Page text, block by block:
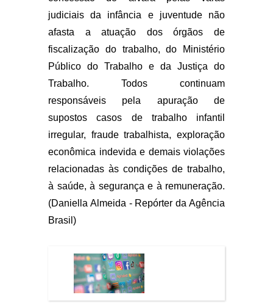
judiciais da infância e juventude não
afasta a atuação dos órgãos de
fiscalização do trabalho, do Ministério
Público do Trabalho e da Justiça do
Trabalho. Todos continuam
responsáveis pela apuração de
supostos casos de trabalho infantil
irregular, fraude trabalhista, exploração
econômica indevida e demais violações
relacionadas às condições de trabalho,
à saúde, à segurança e à remuneração.
(Daniella Almeida - Repórter da Agência
Brasil)